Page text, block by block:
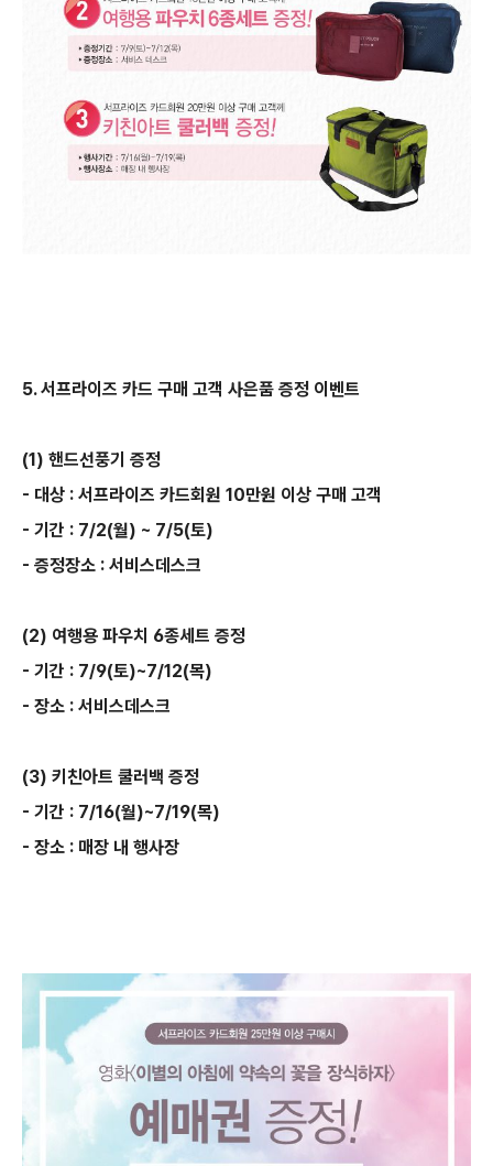
5. 서프라이즈 카드 구매 고객 사은품 증정 이벤트
(1) 핸드선풍기 증정
- 대상 : 서프라이즈 카드회원 10만원 이상 구매 고객
- 기간 : 7/2(월) ~ 7/5(토)
- 증정장소 : 서비스데스크
(2) 여행용 파우치 6종세트 증정
- 기간 : 7/9(토)~7/12(목)
- 장소 : 서비스데스크
(3) 키친아트 쿨러백 증정
- 기간 : 7/16(월)~7/19(목)
- 장소 : 매장 내 행사장